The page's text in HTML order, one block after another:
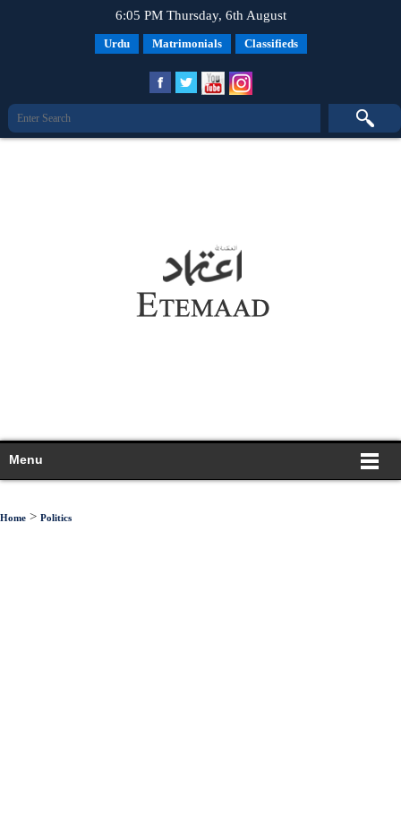
6:05 PM Thursday, 6th August
Urdu Matrimonials Classifieds
Menu
Home > Politics